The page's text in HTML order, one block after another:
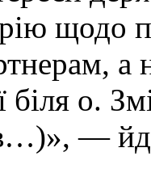
щодо
а
біля о.
—